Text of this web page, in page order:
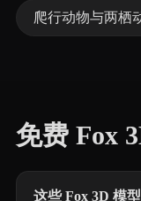
爬行动物与两栖
免费 Fox
这些 Fox 3D 模